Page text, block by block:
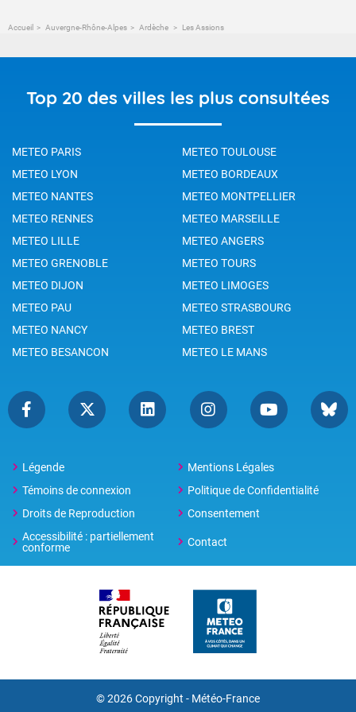
Accueil Auvergne-Rhône-Alpes Ardèche Les Assions
Top 20 des villes les plus consultées
METEO PARIS
METEO TOULOUSE
METEO LYON
METEO BORDEAUX
METEO NANTES
METEO MONTPELLIER
METEO RENNES
METEO MARSEILLE
METEO LILLE
METEO ANGERS
METEO GRENOBLE
METEO TOURS
METEO DIJON
METEO LIMOGES
METEO PAU
METEO STRASBOURG
METEO NANCY
METEO BREST
METEO BESANCON
METEO LE MANS
Légende
Mentions Légales
Témoins de connexion
Politique de Confidentialité
Droits de Reproduction
Consentement
Accessibilité : partiellement
conforme
Contact
© 2026 Copyright - Météo-France